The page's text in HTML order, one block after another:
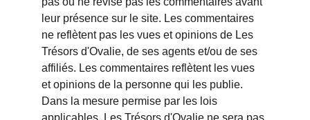
leur présence sur le site. Les commentaires
ne reflètent pas les vues et opinions de Les
Trésors d'Ovalie, de ses agents et/ou de ses
affiliés. Les commentaires reflètent les vues
et opinions de la personne qui les publie.
Dans la mesure permise par les lois
applicables, Les Trésors d'Ovalie ne sera pas